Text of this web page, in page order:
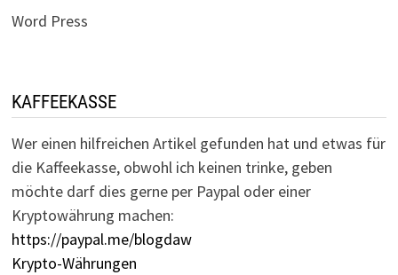
Word Press
KAFFEEKASSE
Wer einen hilfreichen Artikel gefunden hat und etwas für
die Kaffeekasse, obwohl ich keinen trinke, geben
möchte darf dies gerne per Paypal oder einer
Kryptowährung machen:
https://paypal.me/blogdaw
Krypto-Währungen